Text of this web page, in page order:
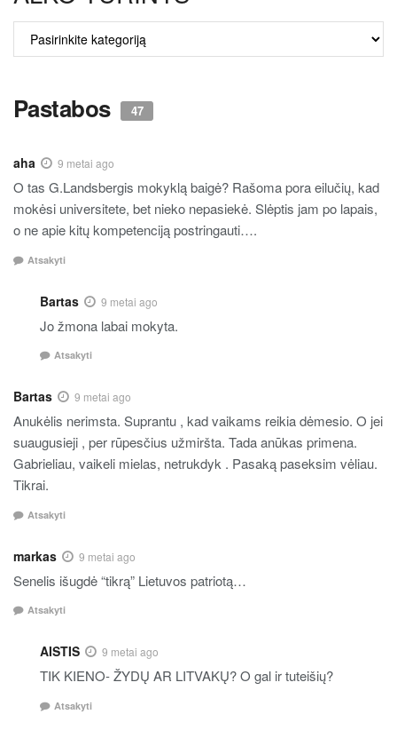
ALKO
TURINYS
Pastabos 47
aha 9 metai ago
O tas G.Landsbergis mokyklą baigė? Rašoma pora eilučių, kad
mokėsi universitete, bet nieko nepasiekė. Slėptis jam po lapais,
o ne apie kitų kompetenciją postringauti….
Atsakyti
Bartas 9 metai ago
Jo žmona labai mokyta.
Atsakyti
Bartas 9 metai ago
Anukėlis nerimsta. Suprantu , kad vaikams reikia dėmesio. O jei
suaugusieji , per rūpesčius užmiršta. Tada anūkas primena.
Gabrieliau, vaikeli mielas, netrukdyk . Pasaką paseksim vėliau.
Tikrai.
Atsakyti
markas 9 metai ago
Senelis išugdė “tikrą” Lietuvos patriotą…
Atsakyti
AISTIS 9 metai ago
TIK KIENO- ŽYDŲ AR LITVAKŲ? O gal ir tuteišių?
Atsakyti